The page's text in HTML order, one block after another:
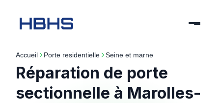
Accueil porte residentielle seine et marne
Réparation de porte
sectionnelle à Marolles-